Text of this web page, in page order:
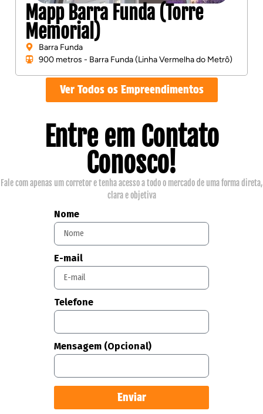
Mapp Barra Funda (Torre
Memorial)
Barra Funda
900 metros - Barra Funda (Linha Vermelha do Metrô)
Ver Todos os Empreendimentos
Entre em Contato
Conosco!
Fale com apenas um corretor e tenha acesso a todo o mercado de uma forma direta,
clara e objetiva
Nome
E-mail
Telefone
Mensagem (Opcional)
Enviar